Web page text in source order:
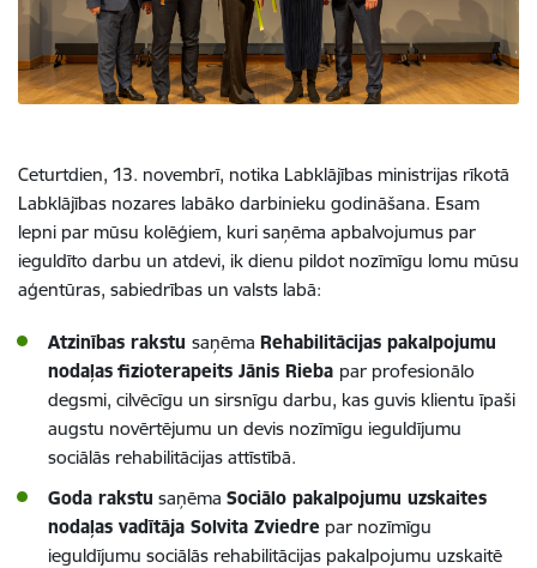
Ceturtdien, 13. novembrī, notika Labklājības ministrijas rīkotā
Labklājības nozares labāko darbinieku godināšana. Esam
lepni par mūsu kolēģiem, kuri saņēma apbalvojumus par
ieguldīto darbu un atdevi, ik dienu pildot nozīmīgu lomu mūsu
aģentūras, sabiedrības un valsts labā:
Atzinības rakstu saņēma Rehabilitācijas pakalpojumu
nodaļas fizioterapeits Jānis Rieba par profesionālo
degsmi, cilvēcīgu un sirsnīgu darbu, kas guvis klientu īpaši
augstu novērtējumu un devis nozīmīgu ieguldījumu
sociālās rehabilitācijas attīstībā.
Goda rakstu saņēma Sociālo pakalpojumu uzskaites
nodaļas vadītāja Solvita Zviedre par nozīmīgu
ieguldījumu sociālās rehabilitācijas pakalpojumu uzskaitē